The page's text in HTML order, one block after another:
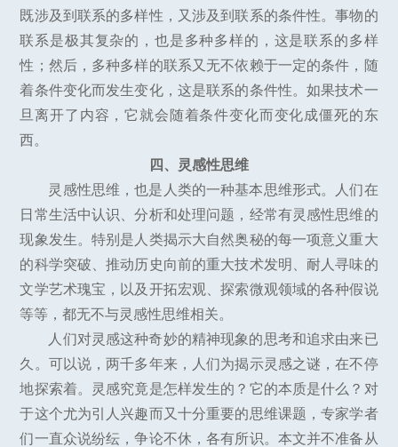
既涉及到联系的多样性，又涉及到联系的条件性。事物的
联系是极其复杂的，也是多种多样的，这是联系的多样
性；然后，多种多样的联系又无不依赖于一定的条件，随
着条件变化而发生变化，这是联系的条件性。如果技术一
旦离开了内容，它就会随着条件变化而变化成僵死的东
西。
四、灵感性思维
灵感性思维，也是人类的一种基本思维形式。人们在
日常生活中认识、分析和处理问题，经常有灵感性思维的
现象发生。特别是人类揭示大自然奥秘的每一项意义重大
的科学突破、推动历史向前的重大技术发明、耐人寻味的
文学艺术瑰宝，以及开拓宏观、探索微观领域的各种假说
等等，都无不与灵感性思维相关。
人们对灵感这种奇妙的精神现象的思考和追求由来已
久。可以说，两千多年来，人们为揭示灵感之谜，在不停
地探索着。灵感究竟是怎样发生的？它的本质是什么？对
于这个尤为引人兴趣而又十分重要的思维课题，专家学者
们一直众说纷纭，争论不休，各有所识。本文并不准备从